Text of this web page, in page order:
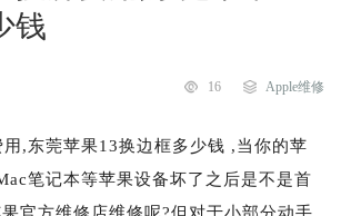
钱
16 Apple维修
,东莞苹果13换边框多少钱 ,当你的苹
笔记本等苹果设备坏了之后是不是首
官方维修店维修呢?但对于小部分动手